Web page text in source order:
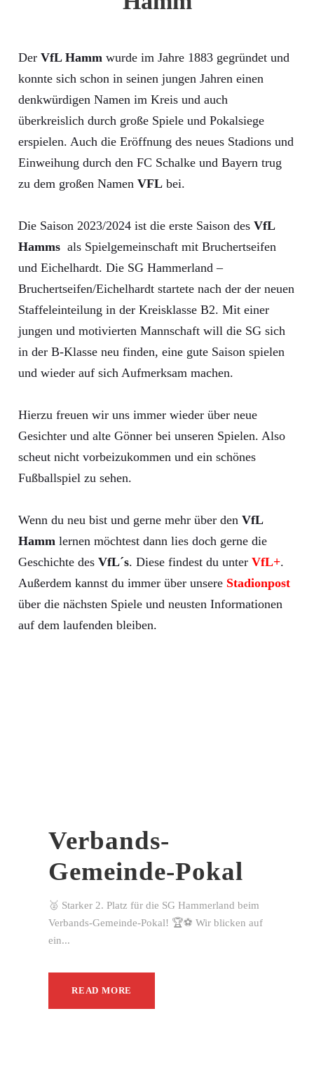
Der VfL Hamm wurde im Jahre 1883 gegründet und
konnte sich schon in seinen jungen Jahren einen
denkwürdigen Namen im Kreis und auch
überkreislich durch große Spiele und Pokalsiege
erspielen. Auch die Eröffnung des neues Stadions und
Einweihung durch den FC Schalke und Bayern trug
zu dem großen Namen VFL bei.
Die Saison 2023/2024 ist die erste Saison des VfL
Hamms als Spielgemeinschaft mit Bruchertseifen
und Eichelhardt. Die SG Hammerland –
Bruchertseifen/Eichelhardt startete nach der der neuen
Staffeleinteilung in der Kreisklasse B2. Mit einer
jungen und motivierten Mannschaft will die SG sich
in der B-Klasse neu finden, eine gute Saison spielen
und wieder auf sich Aufmerksam machen.
Hierzu freuen wir uns immer wieder über neue
Gesichter und alte Gönner bei unseren Spielen. Also
scheut nicht vorbeizukommen und ein schönes
Fußballspiel zu sehen.
Wenn du neu bist und gerne mehr über den VfL
Hamm lernen möchtest dann lies doch gerne die
Geschichte des VfL´s. Diese findest du unter VfL+.
Außerdem kannst du immer über unsere Stadionpost
über die nächsten Spiele und neusten Informationen
auf dem laufenden bleiben.
Verbands-
Gemeinde-Pokal
🥈 Starker 2. Platz für die SG Hammerland beim
Verbands-Gemeinde-Pokal! 🏆⚽ Wir blicken auf
ein...
READ MORE